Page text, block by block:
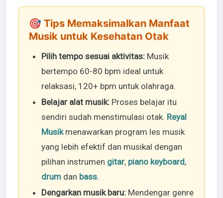
🎯 Tips Memaksimalkan Manfaat
Musik untuk Kesehatan Otak
Pilih tempo sesuai aktivitas:Musik
bertempo 60-80 bpm ideal untuk
relaksasi, 120+ bpm untuk olahraga.
Belajar alat musik:Proses belajar itu
sendiri sudah menstimulasi otak. Reyal
Musikmenawarkan program les musik
yang lebih efektif dan musikal dengan
pilihan instrumen gitar, piano keyboard,
drumdan bass.
Dengarkan musik baru:Mendengar genre